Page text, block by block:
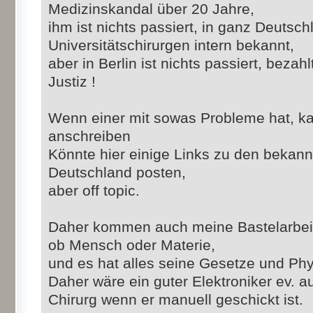
Medizinskandal über 20 Jahre,
ihm ist nichts passiert, in ganz
Universitätschirurgen intern bekannt,
aber in Berlin ist nichts passiert,
Justiz !
Wenn einer mit sowas Probleme hat,
anschreiben
Könnte hier einige Links zu den
Deutschland posten,
aber off topic.
Daher kommen auch meine
ob Mensch oder Materie,
und es hat alles seine Gesetze und
Daher wäre ein guter Elektroniker ev.
Chirurg wenn er manuell geschickt ist.